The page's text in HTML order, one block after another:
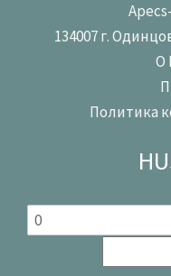
134007 г.
О
Политика